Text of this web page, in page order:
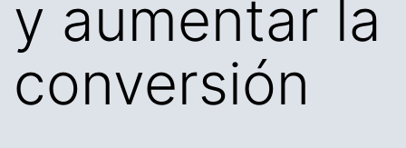
y aumentar la
conversión